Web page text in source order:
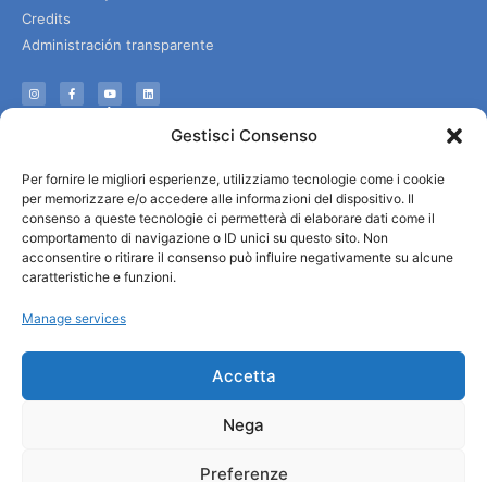
Gestisci Consenso
Per fornire le migliori esperienze, utilizziamo tecnologie come i cookie
per memorizzare e/o accedere alle informazioni del dispositivo. Il
consenso a queste tecnologie ci permetterà di elaborare dati come il
comportamento di navigazione o ID unici su questo sito. Non
acconsentire o ritirare il consenso può influire negativamente su alcune
caratteristiche e funzioni.
Manage services
Accetta
Nega
Preferenze
Credits
Administración transparente
Información
Servicios útiles
Descargar folletos